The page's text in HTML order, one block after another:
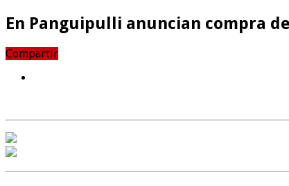
En Panguipulli anuncian compra
Compartir